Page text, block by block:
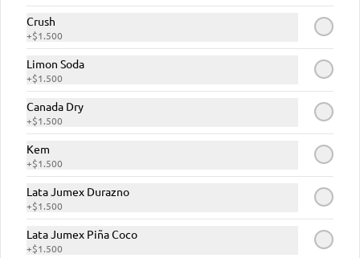
Conócenos
Sucursales
Términos y condiciones
Política de privacidad
Crush
+$1.500
Limon Soda
+$1.500
Canada Dry
+$1.500
Kem
+$1.500
Lata Jumex Durazno
+$1.500
Lata Jumex Piña Coco
+$1.500